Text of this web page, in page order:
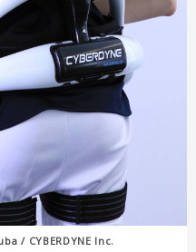
/ CYBERDYNE Inc.